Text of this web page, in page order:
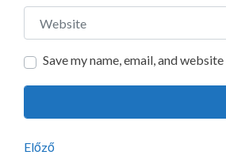
Website
Save my name, email, and
Előző